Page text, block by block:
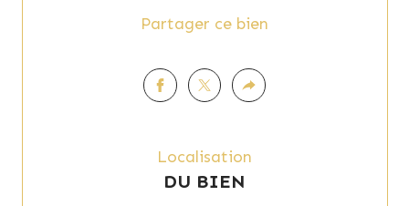
Partager ce bien
Localisation
DU BIEN